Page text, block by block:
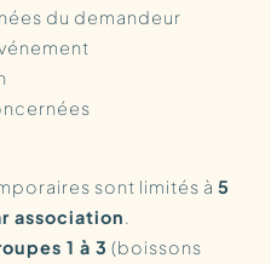
du demandeur
sont limités à 5
association
1 à 3 (boissons